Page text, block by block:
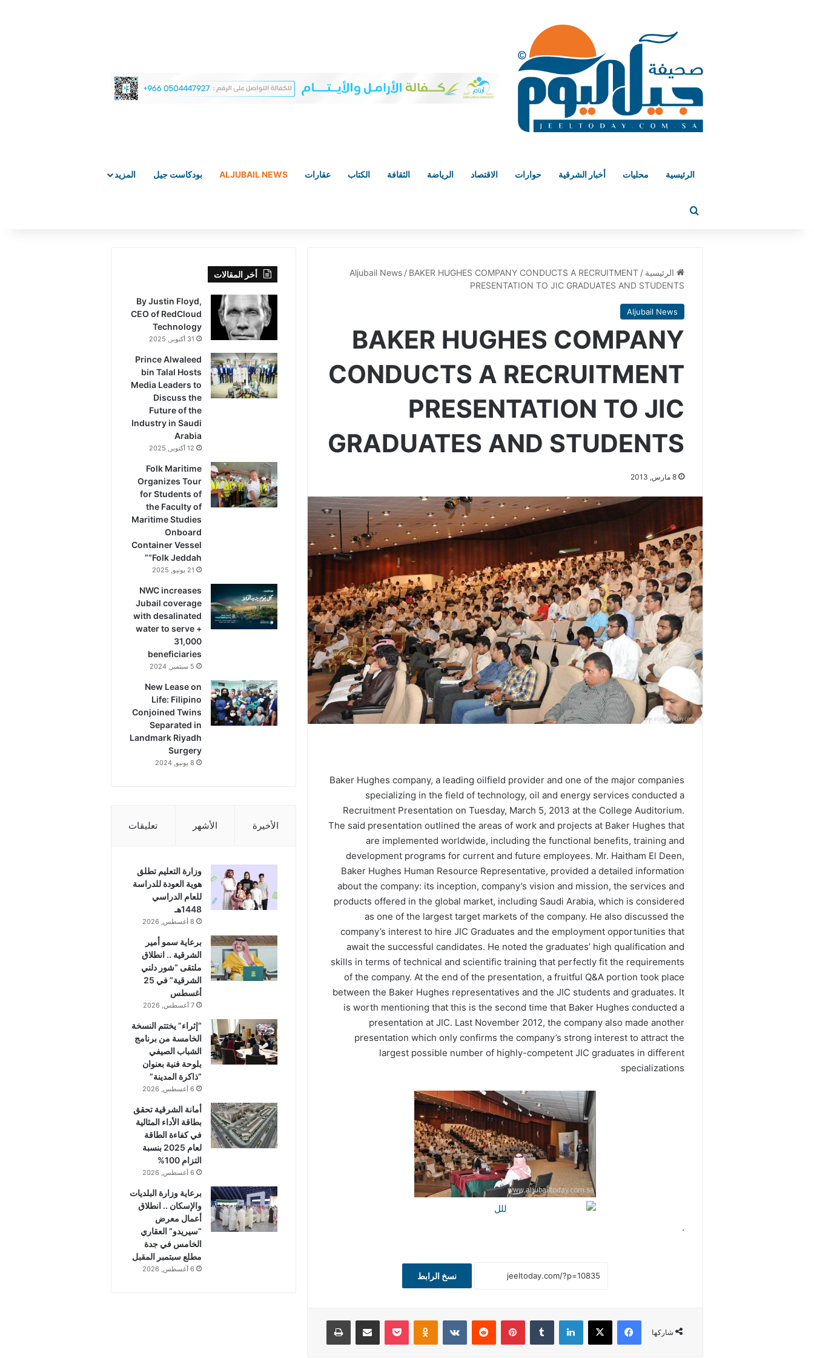
الرئيسية محليات أخبار الشرقية حوارات الاقتصاد الرياضة الثقافة الكتاب عقارات ALJUBAIL NEWS بودكاست جيل المزيد
الرئيسية /
Aljubail News / BAKER HUGHES COMPANY CONDUCTS A RECRUITMENT
PRESENTATION TO JIC GRADUATES AND STUDENTS
Aljubail News
BAKER HUGHES COMPANY
CONDUCTS A RECRUITMENT
PRESENTATION TO JIC
GRADUATES AND STUDENTS
8 مارس, 2013
Baker Hughes company, a leading oilfield provider and one of the major companies
specializing in the field of technology, oil and energy services conducted a
Recruitment Presentation on Tuesday, March 5, 2013 at the College Auditorium.
The said presentation outlined the areas of work and projects at Baker Hughes that
are implemented worldwide, including the functional benefits, training and
development programs for current and future employees. Mr. Haitham El Deen,
Baker Hughes Human Resource Representative, provided a detailed information
about the company: its inception, company’s vision and mission, the services and
products offered in the global market, including Saudi Arabia, which is considered
as one of the largest target markets of the company. He also discussed the
company’s interest to hire JIC Graduates and the employment opportunities that
await the successful candidates. He noted the graduates’ high qualification and
skills in terms of technical and scientific training that perfectly fit the requirements
of the company. At the end of the presentation, a fruitful Q&A portion took place
between the Baker Hughes representatives and the JIC students and graduates. It
is worth mentioning that this is the second time that Baker Hughes conducted a
presentation at JIC. Last November 2012, the company also made another
presentation which only confirms the company’s strong interest to attract the
largest possible number of highly-competent JIC graduates in different
specializations
.
نسخ الرابط
شاركها
فيسبوك ‫X لينكدإن بينتيريست ‏VKontakte
أخر المقالات
By Justin Floyd,
CEO of RedCloud
Technology
31 أكتوبر, 2025
Prince Alwaleed
bin Talal Hosts
Media Leaders to
Discuss the
Future of the
Industry in Saudi
Arabia
12 أكتوبر, 2025
Folk Maritime
Organizes Tour
for Students of
the Faculty of
Maritime Studies
Onboard
Container Vessel
“Folk Jeddah”
21 يونيو, 2025
NWC increases
Jubail coverage
with desalinated
water to serve +
31,000
beneficiaries
5 سبتمبر, 2024
New Lease on
Life: Filipino
Conjoined Twins
Separated in
Landmark Riyadh
Surgery
8 يونيو, 2024
الأخيرة الأشهر تعليقات
وزارة التعليم تطلق
هوية العودة للدراسة
للعام الدراسي
1448هـ
8 أغسطس, 2026
برعاية سمو أمير
الشرقية .. انطلاق
ملتقى “شور دلني
الشرقية” في 25
أغسطس
7 أغسطس, 2026
“إثراء” يختتم النسخة
الخامسة من برنامج
الشباب الصيفي
بلوحة فنية بعنوان
“ذاكرة المدينة”
6 أغسطس, 2026
أمانة الشرقية تحقق
بطاقة الأداء المثالية
في كفاءة الطاقة
لعام 2025 بنسبة
التزام 100%
6 أغسطس, 2026
برعاية وزارة البلديات
والإسكان .. انطلاق
أعمال معرض
“سيريدو” العقاري
الخامس في جدة
مطلع سبتمبر المقبل
6 أغسطس, 2026